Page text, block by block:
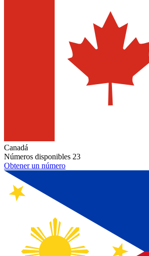
Canadá
Números disponibles 23
Obtener un número